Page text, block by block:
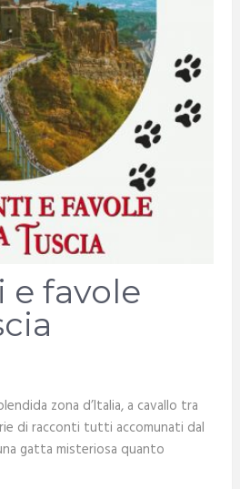
e favole
zona d’Italia, a cavallo tra
di racconti tutti accomunati dal
gatta misteriosa quanto